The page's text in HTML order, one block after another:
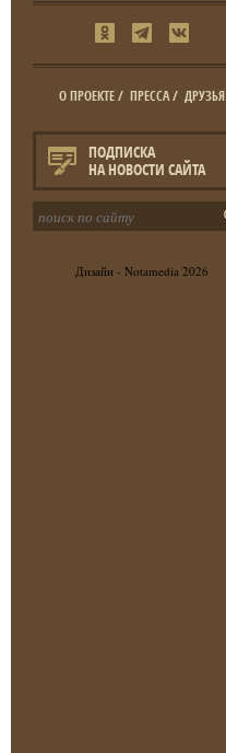
О ПРОЕКТЕ/ ПРЕССА/ ДРУЗЬЯ
ПОДПИСКА
НА НОВОСТИ САЙТА
Дизайн - Notamedia 2026